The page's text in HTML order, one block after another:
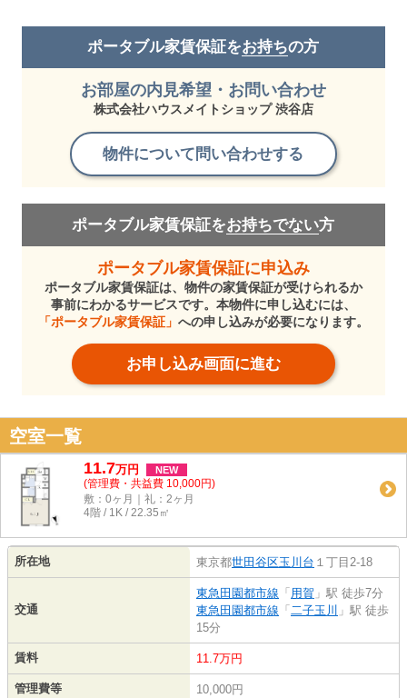
ポータブル家賃保証をお持ちの方
お部屋の内見希望・お問い合わせ
株式会社ハウスメイトショップ 渋谷店
物件について問い合わせする
ポータブル家賃保証をお持ちでない方
ポータブル家賃保証に申込み
ポータブル家賃保証は、物件の家賃保証が受けられるか
事前にわかるサービスです。本物件に申し込むには、
「ポータブル家賃保証」 への申し込みが必要になります。
お申し込み画面に進む
空室一覧
11.7万円 NEW
(管理費・共益費 10,000円)
敷：0ヶ月｜礼：2ヶ月
4階 / 1K / 22.35㎡
所在地 東京都世田谷区玉川台 １丁目2-18
交通
東急田園都市線 「 用賀 」駅 徒歩7分
東急田園都市線 「 二子玉川 」駅 徒歩
15分
賃料 11.7万円
管理費等 10,000円